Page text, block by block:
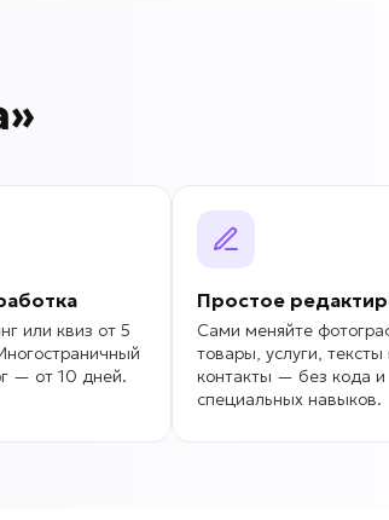
или квиз от 5
— от 10 дней.
Простое
Сами меняйте
товары, услуги, тексты
контакты — без кода и
специальных навыков.